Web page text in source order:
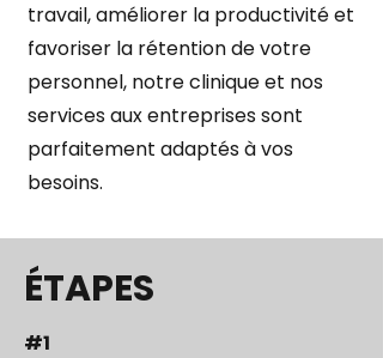
travail, améliorer la productivité et
favoriser la rétention de votre
personnel, notre clinique et nos
services aux entreprises sont
parfaitement adaptés à vos
besoins.
ÉTAPES
#1